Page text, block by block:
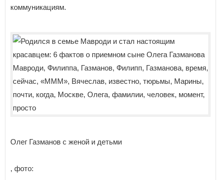
коммуникациям.
Олег Газманов с женой и детьми
, фото: